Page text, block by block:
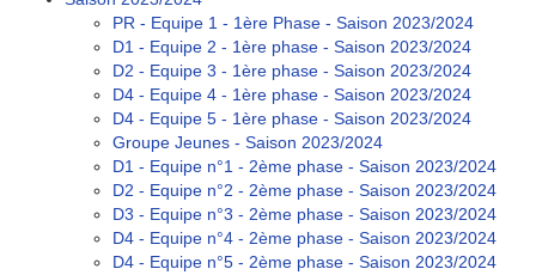
PR - Equipe 1 - 1ère Phase - Saison 2023/2024
D1 - Equipe 2 - 1ère phase - Saison 2023/2024
D2 - Equipe 3 - 1ère phase - Saison 2023/2024
D4 - Equipe 4 - 1ère phase - Saison 2023/2024
D4 - Equipe 5 - 1ère phase - Saison 2023/2024
Groupe Jeunes - Saison 2023/2024
D1 - Equipe n°1 - 2ème phase - Saison 2023/2024
D2 - Equipe n°2 - 2ème phase - Saison 2023/2024
D3 - Equipe n°3 - 2ème phase - Saison 2023/2024
D4 - Equipe n°4 - 2ème phase - Saison 2023/2024
D4 - Equipe n°5 - 2ème phase - Saison 2023/2024